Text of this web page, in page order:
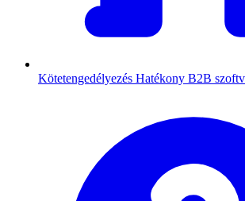
Kötetengedélyezés Hatékony B2B